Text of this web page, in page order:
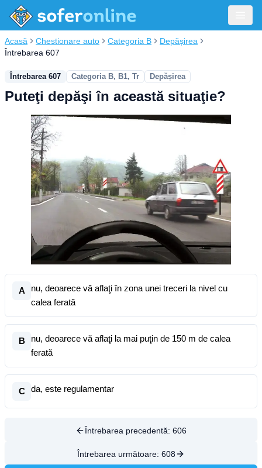
Acasă Chestionare auto Categoria B
Depășirea
Întrebarea 607
Întrebarea 607 Categoria B, B1, Tr Depășirea
Puteţi depăşi în această situaţie?
A
nu, deoarece vă aflaţi în zona unei treceri la nivel cu
calea ferată
B
nu, deoarece vă aflaţi la mai puţin de 150 m de calea
ferată
C da, este regulamentar
Întrebarea precedentă: 606
Întrebarea următoare: 608